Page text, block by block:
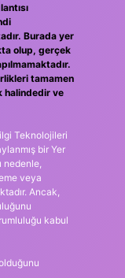
Burada yer
olup, gerçek
tamamen
halindedir ve
Teknolojileri
bir Yer
nedenle,
veya
Ancak,
kabul